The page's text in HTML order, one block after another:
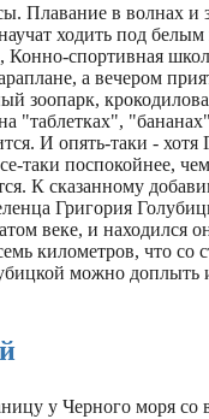
Плавание в волнах и
ходить под
спортивная
а вечером
зоопарк,
"таблетках",
И опять-таки -
таки поспокойнее,
К сказанному
Григория
веке, и находился
километров, что
можно доплыть
у Черного моря со